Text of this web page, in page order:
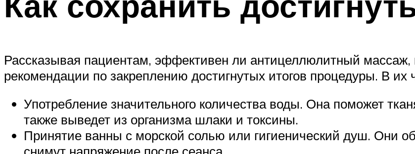
Рассказывая пациентам, эффективен ли антицеллюлитный
рекомендации по закреплению достигнутых итогов процедуры. В их
Употребление значительного количества воды. Она поможет
также выведет из организма шлаки и токсины.
Принятие ванны с морской солью или гигиенический душ. Они